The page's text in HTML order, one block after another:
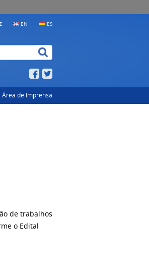
EN ES
Área de Imprensa
de trabalhos
o Edital